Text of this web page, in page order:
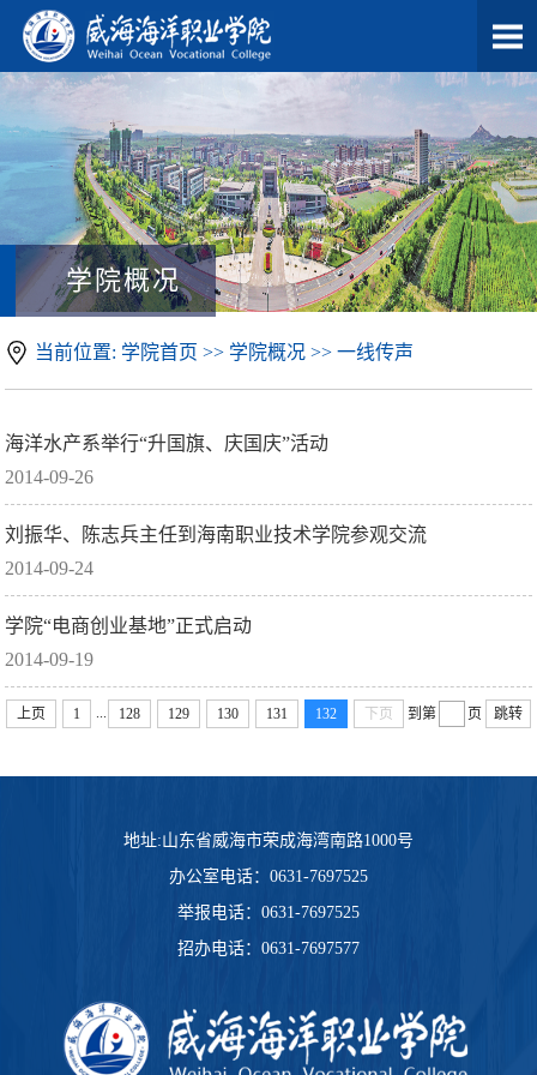
学院概况
当前位置: 学院首页 >> 学院概况 >> 一线传声
海洋水产系举行“升国旗、庆国庆”活动
2014-09-26
刘振华、陈志兵主任到海南职业技术学院参观交流
2014-09-24
学院“电商创业基地”正式启动
2014-09-19
上页 1 128 129 130 131 132 下页 到第 页 跳转
地址:山东省威海市荣成海湾南路1000号
办公室电话：0631-7697525
举报电话：0631-7697525
招办电话：0631-7697577